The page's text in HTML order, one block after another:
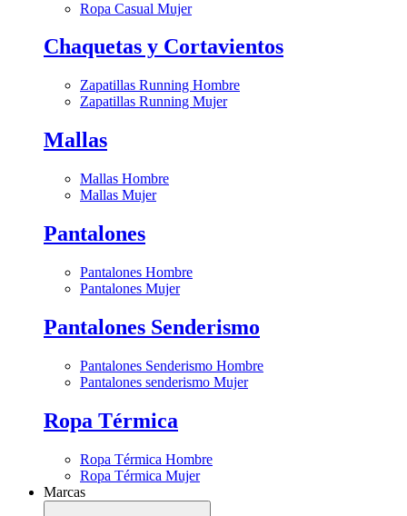
Ropa Casual Mujer
Chaquetas y Cortavientos
Zapatillas Running Hombre
Zapatillas Running Mujer
Mallas
Mallas Hombre
Mallas Mujer
Pantalones
Pantalones Hombre
Pantalones Mujer
Pantalones Senderismo
Pantalones Senderismo Hombre
Pantalones senderismo Mujer
Ropa Térmica
Ropa Térmica Hombre
Ropa Térmica Mujer
Marcas